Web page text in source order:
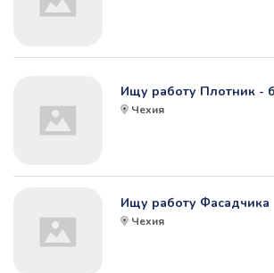
Ищу работу Плотник -
Чехия
Ищу работу Фасадчика
Чехия